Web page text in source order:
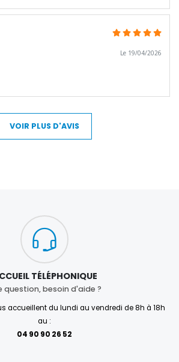
Le 19/04/2026
VOIR PLUS D'AVIS
TÉLÉPHONIQUE
question, besoin d'aide ?
accueillent du lundi au vendredi de 8h à 18h
au :
04 90 90 26 52